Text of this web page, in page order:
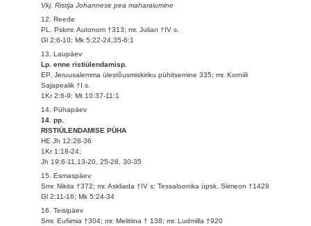
Vkj. Ristija Johannese pea maharaiumine
12. Reede
PL. Pskmr. Autonom †313; mr. Julian †IV s.
Gl 2:6-10; Mk 5:22-24,35-6:1
13. Laupäev
Lp. enne ristiülendamisp.
EP. Jeruusalemma ülestõusmiskiriku pühitsemine 335; mr. Korniili
Sajapealik †I s.
1Kr 2:6-9; Mt 10:37-11:1
14. Pühapäev
14. pp.
RISTIÜLENDAMISE PÜHA
HE Jh 12:28-36
1Kr 1:18-24;
Jh 19:6-11,13-20, 25-28, 30-35
15. Esmaspäev
Smr. Nikita †372; mr. Askliada †IV s; Tessaloonika üpsk. Siimeon †1429
Gl 2:11-16; Mk 5:24-34
16. Teisipäev
Smr. Eufiimia †304; mr. Melitiina † 138; mr. Ludmilla †920